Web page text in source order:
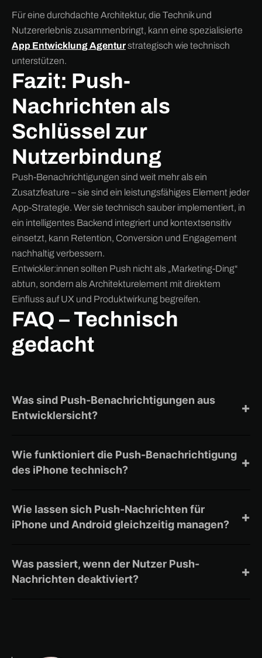
Für eine durchdachte Architektur, die Technik und
Nutzererlebnis zusammenbringt, kann eine spezialisierte
App Entwicklung Agenturstrategisch wie technisch
unterstützen.
Fazit: Push-
Nachrichten als
Schlüssel zur
Nutzerbindung
Push-Benachrichtigungen sind weit mehr als ein
Zusatzfeature – sie sind ein leistungsfähiges Element jeder
App-Strategie. Wer sie technisch sauber implementiert, in
ein intelligentes Backend integriert und kontextsensitiv
einsetzt, kann Retention, Conversion und Engagement
nachhaltig verbessern.
Entwickler:innen sollten Push nicht als „Marketing-Ding“
abtun, sondern als Architekturelement mit direktem
Einfluss auf UX und Produktwirkung begreifen.
FAQ – Technisch
gedacht
Was sind Push-Benachrichtigungen aus
Entwicklersicht?
+
energieeffizient.
Wie funktioniert die Push-Benachrichtigung
des iPhone technisch?
+
(max. 4 KB).
Wie lassen sich Push-Nachrichten für
iPhone und Android gleichzeitig managen?
+
Systeme oder Device-Mapping.
Was passiert, wenn der Nutzer Push-
Nachrichten deaktiviert?
+